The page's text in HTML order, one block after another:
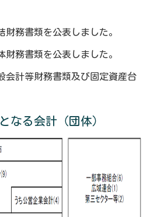
財務書類を公表しました。
財務書類を公表しました。
会計等財務書類及び固定資産台
なる会計（団体）